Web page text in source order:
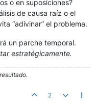
o en suposiciones?
de causa raíz o el
“adivinar” el problema.
un parche temporal.
estratégicamente.
2